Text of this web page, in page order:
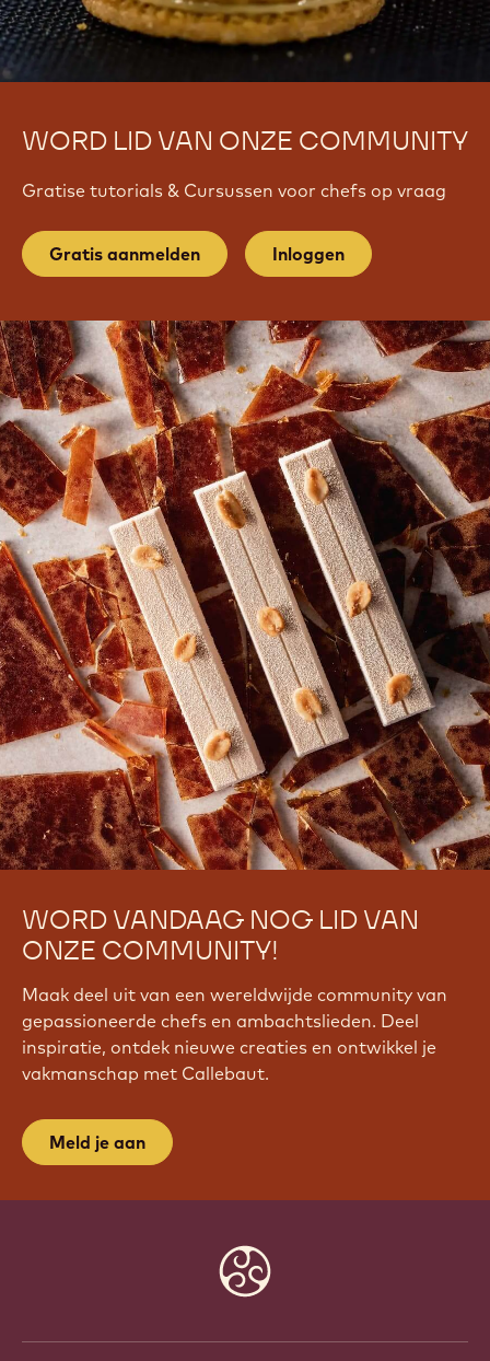
WORD LID VAN ONZE COMMUNITY
Gratise tutorials & Cursussen voor chefs op vraag
Gratis aanmelden Inloggen
WORD VANDAAG NOG LID VAN
ONZE COMMUNITY!
Maak deel uit van een wereldwijde community van
gepassioneerde chefs en ambachtslieden. Deel
inspiratie, ontdek nieuwe creaties en ontwikkel je
vakmanschap met Callebaut.
Meld je aan